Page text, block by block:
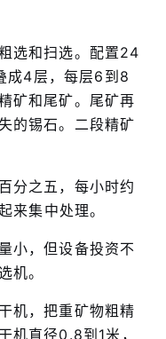
选和扫选。配置24
成4层，每层6到8
矿和尾矿。尾矿再
的锡石。二段精矿
分之五，每小时约
来集中处理。
小，但设备投资不
机。
机，把重矿物粗精
机直径0.8到1米，